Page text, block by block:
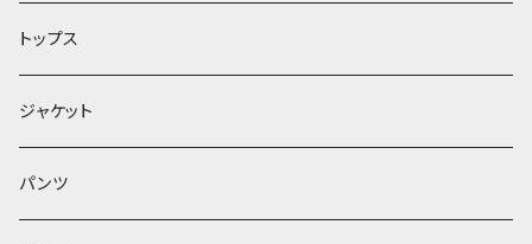
トップス
ジャケット
パンツ